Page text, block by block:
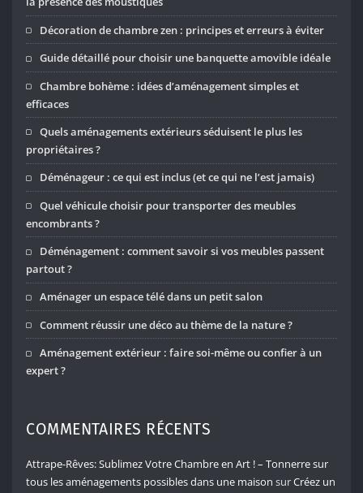
Décoration de chambre zen : principes et erreurs à éviter
Guide détaillé pour choisir une banquette amovible idéale
Chambre bohème : idées d’aménagement simples et
efficaces
Quels aménagements extérieurs séduisent le plus les
propriétaires ?
Déménageur : ce qui est inclus (et ce qui ne l’est jamais)
Quel véhicule choisir pour transporter des meubles
encombrants ?
Déménagement : comment savoir si vos meubles passent
partout ?
Aménager un espace télé dans un petit salon
Comment réussir une déco au thème de la nature ?
Aménagement extérieur : faire soi-même ou confier à un
expert ?
COMMENTAIRES RÉCENTS
Attrape-Rêves: Sublimez Votre Chambre en Art ! – Tonnerre sur
tous les aménagements possibles dans une maison surCréez un